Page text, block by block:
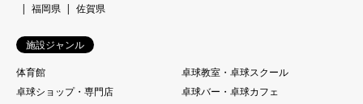
福岡県
佐賀県
施設ジャンル
体育館
卓球教室・卓球スクール
卓球ショップ・専門店
卓球バー・卓球カフェ